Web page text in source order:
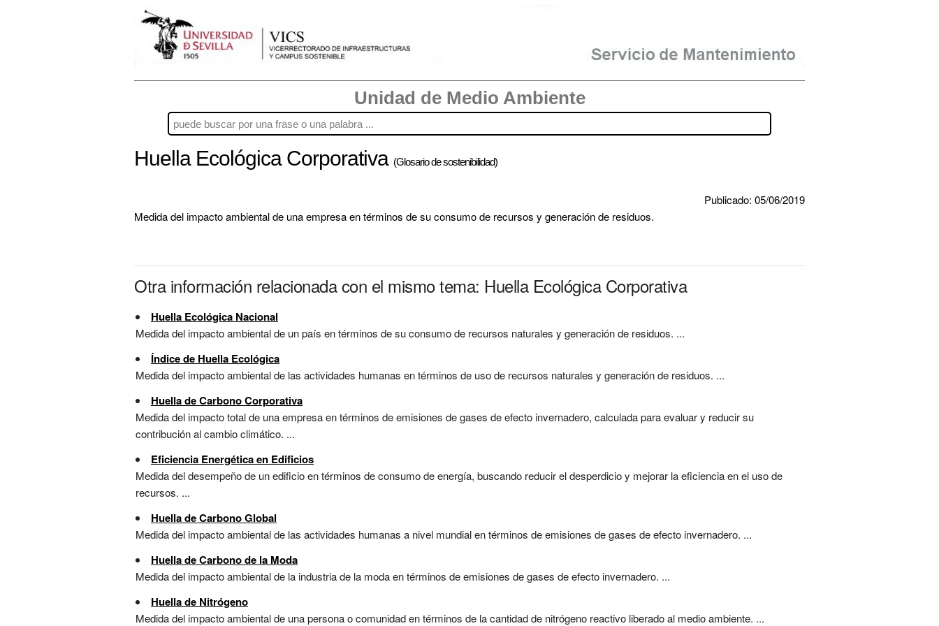
Unidad de Medio Ambiente
Huella Ecológica Corporativa (Glosario de sostenibilidad)
Publicado: 05/06/2019
Medida del impacto ambiental de una empresa en términos de su consumo de recursos y generación de residuos.
Otra información relacionada con el mismo tema: Huella Ecológica Corporativa
Huella Ecológica Nacional
Medida del impacto ambiental de un país en términos de su consumo de recursos naturales y generación de residuos. ...
Índice de Huella Ecológica
Medida del impacto ambiental de las actividades humanas en términos de uso de recursos naturales y generación de residuos. ...
Huella de Carbono Corporativa
Medida del impacto total de una empresa en términos de emisiones de gases de efecto invernadero, calculada para evaluar y reducir su
contribución al cambio climático. ...
Eficiencia Energética en Edificios
Medida del desempeño de un edificio en términos de consumo de energía, buscando reducir el desperdicio y mejorar la eficiencia en el uso de
recursos. ...
Huella de Carbono Global
Medida del impacto ambiental de las actividades humanas a nivel mundial en términos de emisiones de gases de efecto invernadero. ...
Huella de Carbono de la Moda
Medida del impacto ambiental de la industria de la moda en términos de emisiones de gases de efecto invernadero. ...
Huella de Nitrógeno
Medida del impacto ambiental de una persona o comunidad en términos de la cantidad de nitrógeno reactivo liberado al medio ambiente. ...